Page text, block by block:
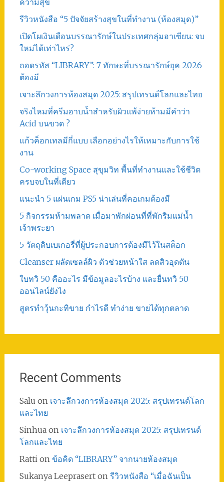
ความสุข
รีวิวหนังสือ “5 ปัจจัยสร้างสุขในที่ทำงาน (ห้องสมุด)”
เปิดโผเงินเดือนบรรณารักษ์ในประเทศกลุ่มอาเซียน: จบ
ใหม่ได้เท่าไหร่?
ถอดรหัส “LIBRARY”: 7 ทักษะที่บรรณารักษ์ยุค 2026
ต้องมี
เจาะลึกวงการห้องสมุด 2025: สรุปเทรนด์โลกและไทย
จริงไหมที่ครีมอาบน้ำสำหรับผิวแพ้ง่ายห้ามมีคำว่า
Acid บนขวด ?
แก้วค็อกเทลมีกี่แบบ เลือกอย่างไรให้เหมาะกับการใช้
งาน
Co-working Space สุขุมวิท พื้นที่ทำงานและใช้ชีวิต
ครบจบในที่เดียว
แนะนำ 5 แผ่นเกม PS5 น่าเล่นที่คอเกมต้องมี
5 กิจกรรมห้ามพลาด เมื่อมาพักผ่อนที่ที่พักริมแม่น้ำ
เจ้าพระยา
5 วัตถุดิบเบเกอรี่ที่ผู้ประกอบการต้องมีไว้ในสต็อก
Cleanser ผลัดเซลล์ผิว ตัวช่วยหน้าใส ลดสิวอุดตัน
ใบทวิ 50 คืออะไร มีข้อมูลอะไรบ้าง และยื่นทวิ 50
ออนไลน์ยังไง
สูตรทําวุ้นกะทิขาย กำไรดี ทำง่าย ขายได้ทุกตลาด
Recent Comments
Salu on เจาะลึกวงการห้องสมุด 2025: สรุปเทรนด์โลก
และไทย
Sinhuaon เจาะลึกวงการห้องสมุด 2025: สรุปเทรนด์
โลกและไทย
Rattion ข้อคิด “LIBRARY” จากนายห้องสมุด
Sukanya Leepraserton รีวิวหนังสือ “เมื่อฉันเป็น